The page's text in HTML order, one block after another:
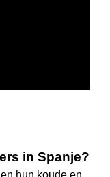
in Spanje?